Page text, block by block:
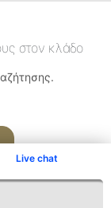
Live chat
στον κλάδο